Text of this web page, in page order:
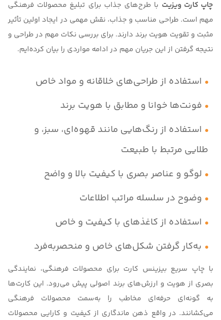
چاپ کارت ویزیت با طرح‌های جذاب برای تبلیغ محصولات فرهنگی
مهم است. طراحی مناسب و جذاب، نقش مهمی در ایجاد اولین تأثیر
مثبت و تقویت هویت برند دارند. برای بررسی نکات مهم در طراحی و
نتیجه گرفتن از این جریان مهم در ادامه مواردی را بیان کرده‌ایم.
استفاده از طراحی‌های خلاقانه و مواد خاص
فونت‌ها خوانا و مطابق با هویت برند
استفاده از رنگ‌هایی مانند قهوه‌ای، سبز، و
طلایی مرتبط با طبیعت
لوگو و عناصر بصری با کیفیت بالا و واضح
وضوح در سلسله مراتب اطلاعات
استفاده از کاغذهای با کیفیت و خاص
به‌کار گرفتن شکل‌های خاص و منحصربه‌فرد
با چاپ سریع بیزینس کارت برای محصولات فرهنگی، نمایندگی
بصری از هویت و ارزش‌های برند اصولی پیش می‌رود. این کارت‌ها
به گونه‌ای حرفه‌ای مخاطب را به‌سمت محصولات فرهنگی
می‌کشانند. در واقع ذهن ماندگاری از کیفیت و کارایی محصولات